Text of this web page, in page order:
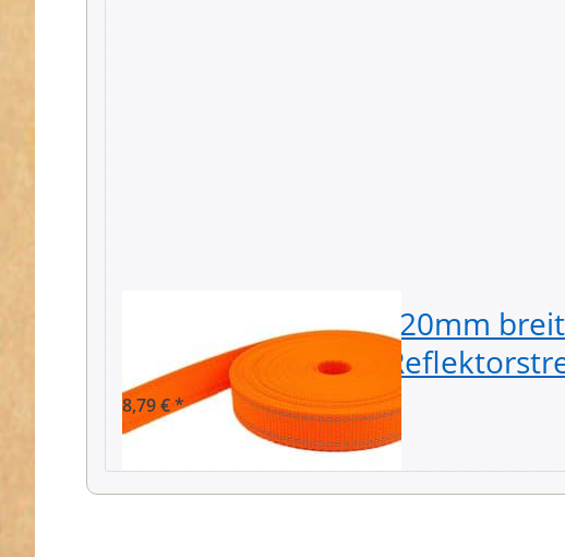
10m PP Gurtband - 20mm
stark - Orange mit
8,79 € *